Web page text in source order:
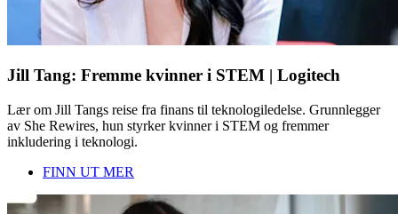
Jill Tang: Fremme kvinner i STEM | Logitech
Lær om Jill Tangs reise fra finans til teknologiledelse. Grunnlegger
av She Rewires, hun styrker kvinner i STEM og fremmer
inkludering i teknologi.
FINN UT MER